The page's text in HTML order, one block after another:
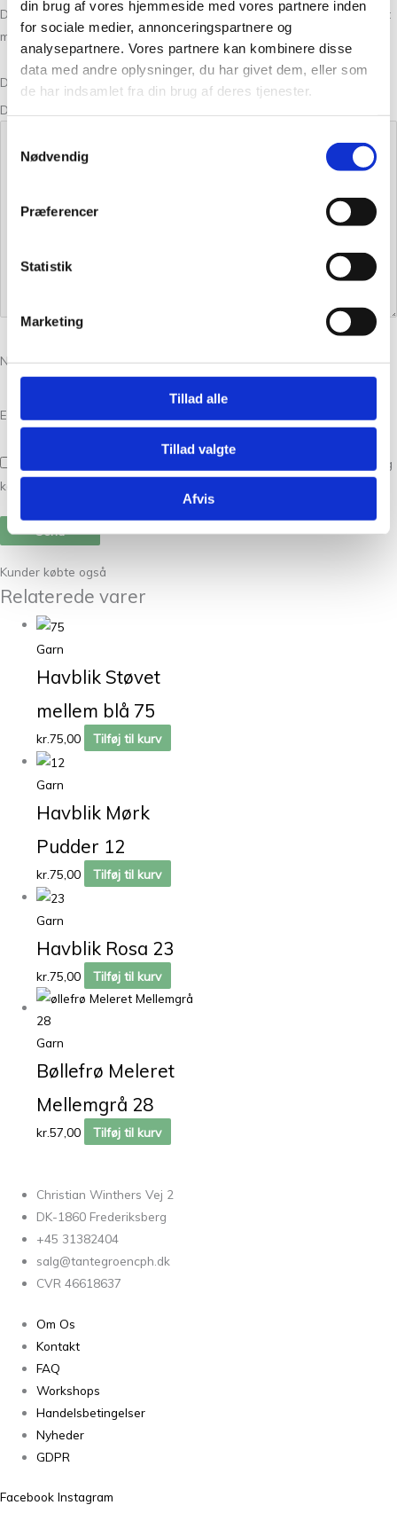
din brug af vores hjemmeside med vores partnere inden
for sociale medier, annonceringspartnere og
analysepartnere. Vores partnere kan kombinere disse
data med andre oplysninger, du har givet dem, eller som
de har indsamlet fra din brug af deres tjenester.
Nødvendig
Præferencer
Statistik
Marketing
Tillad alle
Tillad valgte
Afvis
Din e-mailadresse vil ikke blive publiceret. Krævede felter er markeret
med*
Din bedømmelse
Din anmeldelse
Navn*
E-mail
Gem mit navn, mail og websted i denne browser til næste gang jeg
kommenterer.
Kunder købte også
Relaterede varer
Garn
Havblik Støvet
mellem blå 75
kr.75,00 Tilføj til kurv
Garn
Havblik Mørk
Pudder 12
kr.75,00 Tilføj til kurv
Garn
Havblik Rosa 23
kr.75,00 Tilføj til kurv
Garn
Bøllefrø Meleret
Mellemgrå 28
kr.57,00 Tilføj til kurv
Christian Winthers Vej 2
DK-1860 Frederiksberg
+45 31382404
salg@tantegroencph.dk
CVR 46618637
Om Os
Kontakt
FAQ
Workshops
Handelsbetingelser
Nyheder
GDPR
Facebook Instagram